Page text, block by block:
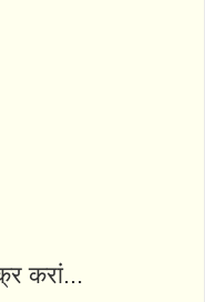
करां...